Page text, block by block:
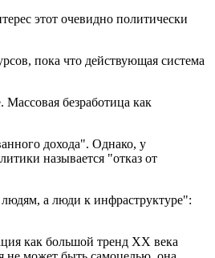
этот очевидно политически
пока что действующая система
безработица как
дохода". Однако, у
называется "отказ от
а люди к инфраструктуре":
как большой тренд ХХ века